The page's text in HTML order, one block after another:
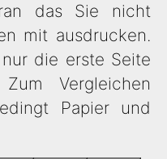
das Sie nicht
mit ausdrucken.
die erste Seite
Vergleichen
Papier und